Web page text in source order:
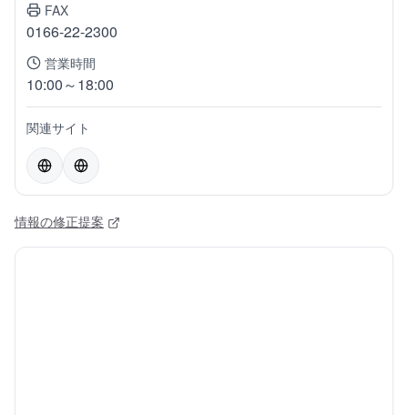
FAX
0166-22-2300
営業時間
10:00～18:00
関連サイト
情報の修正提案